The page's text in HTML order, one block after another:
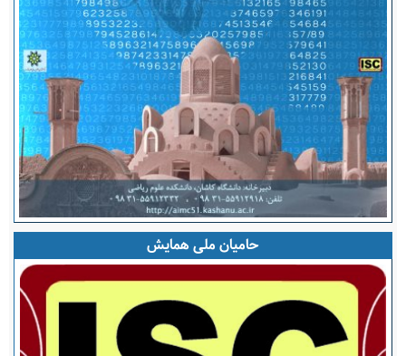
حامیان ملی همایش